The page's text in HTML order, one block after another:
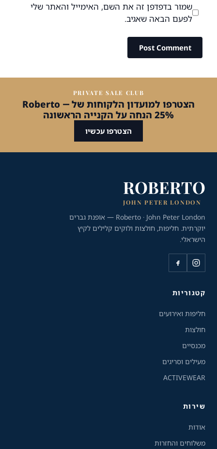
שמור בדפדפן זה את השם, האימייל והאתר שלי
לפעם הבאה שאגיב.
PRIVATE SALE CLUB
הצטרפו למועדון הלקוחות של Roberto —
25% הנחה על הקנייה הראשונה
הצטרפו עכשיו
ROBERTO
JOHN PETER LONDON
Roberto · John Peter London — אופנת גברים
יוקרתית. חליפות, חולצות ולוקים קלילים לקיץ
הישראלי.
קטגוריות
חליפות ואירועים
חולצות
מכנסיים
מעילים וסריגים
ACTIVEWEAR
שירות
אודות
משלוחים והחזרות
גודל טקסט
מצבי תצוגה